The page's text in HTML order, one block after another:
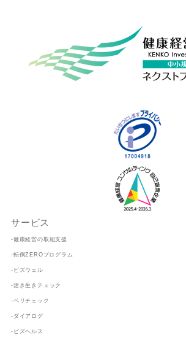
サービス
-健康経営の取組支援
-転倒ZEROプログラム
-ビズウェル
-活き生きチェック
-ペリチェック
-ダイアログ
-ビズヘルス